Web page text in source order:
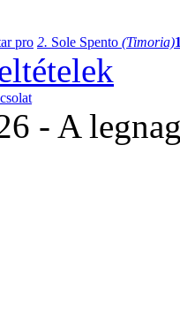
pro 2. Sole Spento (Timoria)
- A